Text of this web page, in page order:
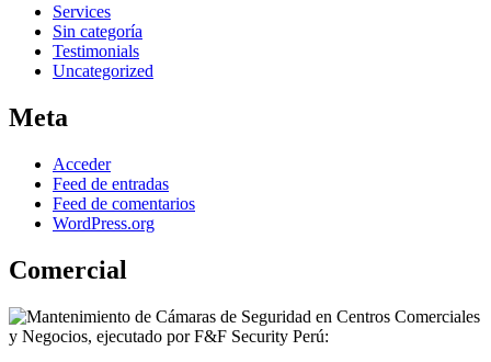
Services
Sin categoría
Testimonials
Uncategorized
Meta
Acceder
Feed de entradas
Feed de comentarios
WordPress.org
Comercial